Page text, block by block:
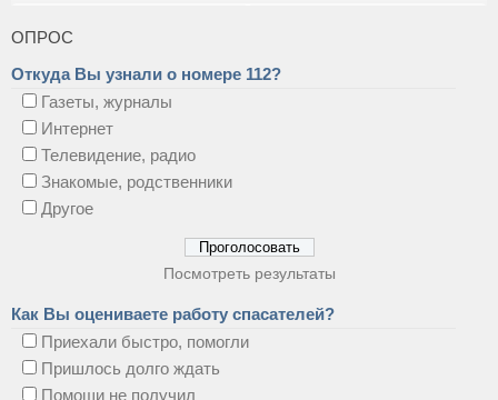
ОПРОС
Откуда Вы узнали о номере 112?
Газеты, журналы
Интернет
Телевидение, радио
Знакомые, родственники
Другое
Посмотреть результаты
Как Вы оцениваете работу спасателей?
Приехали быстро, помогли
Пришлось долго ждать
Помощи не получил